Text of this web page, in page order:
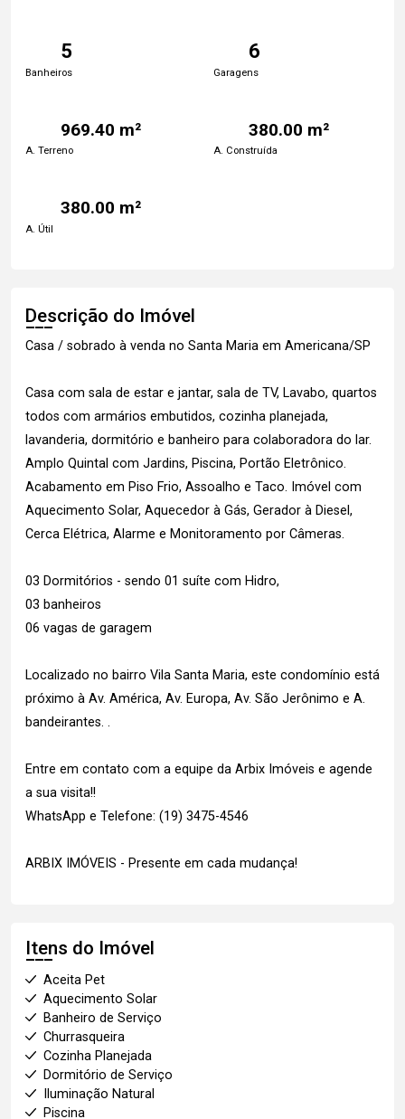
5
Banheiros
6
Garagens
969.40 m²
A. Terreno
380.00 m²
A. Construída
380.00 m²
A. Útil
Descrição do Imóvel
Casa / sobrado à venda no Santa Maria em Americana/SP
Casa com sala de estar e jantar, sala de TV, Lavabo, quartos
todos com armários embutidos, cozinha planejada,
lavanderia, dormitório e banheiro para colaboradora do lar.
Amplo Quintal com Jardins, Piscina, Portão Eletrônico.
Acabamento em Piso Frio, Assoalho e Taco. Imóvel com
Aquecimento Solar, Aquecedor à Gás, Gerador à Diesel,
Cerca Elétrica, Alarme e Monitoramento por Câmeras.
03 Dormitórios - sendo 01 suíte com Hidro,
03 banheiros
06 vagas de garagem
Localizado no bairro Vila Santa Maria, este condomínio está
próximo à Av. América, Av. Europa, Av. São Jerônimo e A.
bandeirantes. .
Entre em contato com a equipe da Arbix Imóveis e agende
a sua visita!!
WhatsApp e Telefone: (19) 3475-4546
ARBIX IMÓVEIS - Presente em cada mudança!
Itens do Imóvel
Aceita Pet
Aquecimento Solar
Banheiro de Serviço
Churrasqueira
Cozinha Planejada
Dormitório de Serviço
Iluminação Natural
Piscina